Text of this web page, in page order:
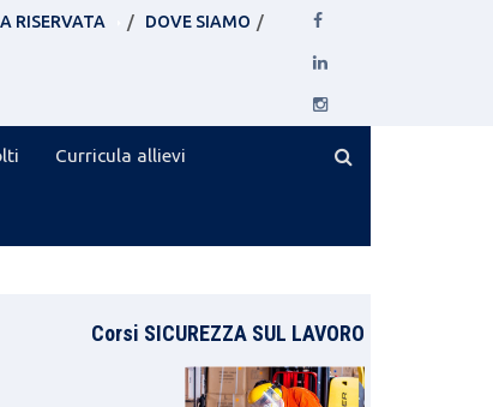
RISERVATA DOVE SIAMO
Curricula allievi
Corsi SICUREZZA SUL LAVORO